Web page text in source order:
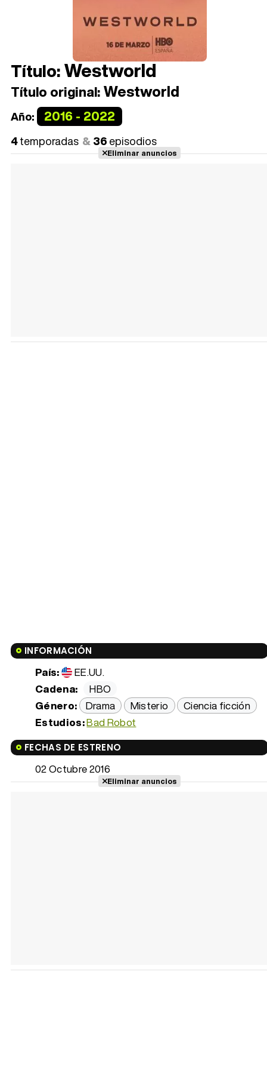
Título:Westworld
Título original:Westworld
Año: 2016 - 2022
4temporadas 36episodios
Eliminar anuncios
INFORMACIÓN
País:
EE.UU.
Cadena:
HBO
Género: Drama Misterio
Ciencia ficción
Estudios:Bad Robot
FECHAS DE ESTRENO
02 Octubre 2016
Eliminar anuncios